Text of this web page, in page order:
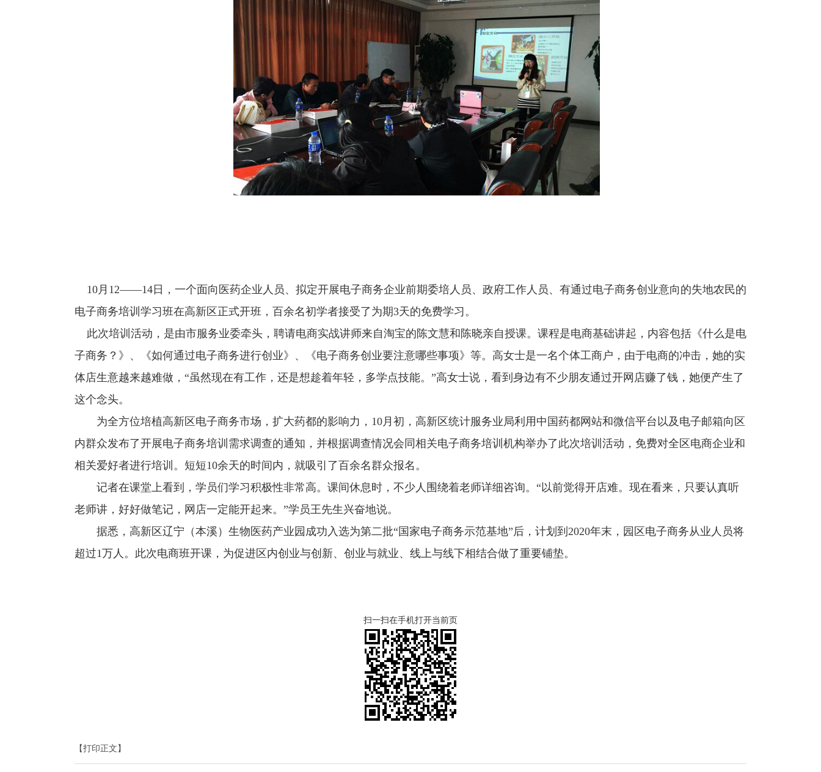
10月12——14日，一个面向医药企业人员、拟定开展电子商务企业前期委培人员、政府工作人员、有通过电子商务创业意向的失地农民的
电子商务培训学习班在高新区正式开班，百余名初学者接受了为期3天的免费学习。
此次培训活动，是由市服务业委牵头，聘请电商实战讲师来自淘宝的陈文慧和陈晓亲自授课。课程是电商基础讲起，内容包括《什么是电
子商务？》、《如何通过电子商务进行创业》、《电子商务创业要注意哪些事项》等。高女士是一名个体工商户，由于电商的冲击，她的实
体店生意越来越难做，“虽然现在有工作，还是想趁着年轻，多学点技能。”高女士说，看到身边有不少朋友通过开网店赚了钱，她便产生了
这个念头。
为全方位培植高新区电子商务市场，扩大药都的影响力，10月初，高新区统计服务业局利用中国药都网站和微信平台以及电子邮箱向区
内群众发布了开展电子商务培训需求调查的通知，并根据调查情况会同相关电子商务培训机构举办了此次培训活动，免费对全区电商企业和
相关爱好者进行培训。短短10余天的时间内，就吸引了百余名群众报名。
记者在课堂上看到，学员们学习积极性非常高。课间休息时，不少人围绕着老师详细咨询。“以前觉得开店难。现在看来，只要认真听
老师讲，好好做笔记，网店一定能开起来。”学员王先生兴奋地说。
据悉，高新区辽宁（本溪）生物医药产业园成功入选为第二批“国家电子商务示范基地”后，计划到2020年末，园区电子商务从业人员将
超过1万人。此次电商班开课，为促进区内创业与创新、创业与就业、线上与线下相结合做了重要铺垫。
扫一扫在手机打开当前页
【打印正文】